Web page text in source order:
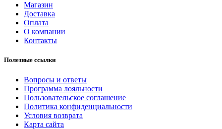
Магазин
Доставка
Оплата
О компании
Контакты
Полезные ссылки
Вопросы и ответы
Программа лояльности
Пользовательское соглашение
Политика конфиденциальности
Условия возврата
Карта сайта